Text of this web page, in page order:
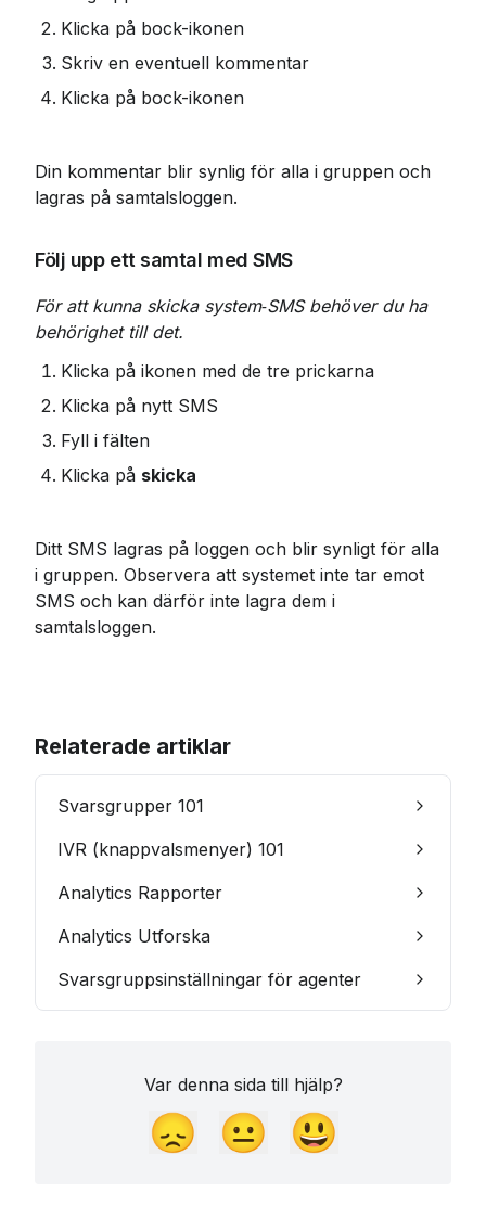
Klicka på bock-ikonen
Skriv en eventuell kommentar
Klicka på bock-ikonen
Din kommentar blir synlig för alla i gruppen och
lagras på samtalsloggen.
Följ upp ett samtal med SMS
För att kunna skicka system‑SMS behöver du ha
behörighet till det.
Klicka på ikonen med de tre prickarna
Klicka på nytt SMS
Fyll i fälten
Klicka på skicka
Ditt SMS lagras på loggen och blir synligt för alla
i gruppen. Observera att systemet inte tar emot
SMS och kan därför inte lagra dem i
samtalsloggen.
Relaterade artiklar
Svarsgrupper 101
IVR (knappvalsmenyer) 101
Analytics Rapporter
Analytics Utforska
Svarsgruppsinställningar för agenter
Var denna sida till hjälp?
😞 😐 😃